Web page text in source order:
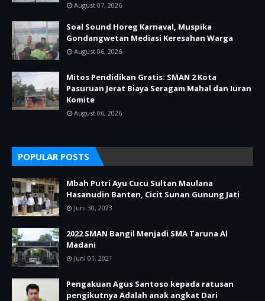
August 07, 2026
Soal Sound Horeg Karnaval, Muspika
Gondangwetan Mediasi Keresahan Warga
August 06, 2026
Mitos Pendidikan Gratis: SMAN 2 Kota
Pasuruan Jerat Biaya Seragam Mahal dan Iuran
Komite
August 06, 2026
POPULAR POSTS
Mbah Putri Ayu Cucu Sultan Maulana
Hasanudin Banten, Cicit Sunan Gunung Jati
Juni 30, 2023
2022 SMAN Bangil Menjadi SMA Taruna Al
Madani
Juni 01, 2021
Pengakuan Agus Santoso kepada ratusan
pengikutnya Adalah anak angkat Dari